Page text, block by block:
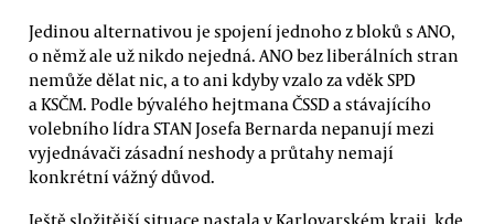
Jedinou alternativou je spojení jednoho z bloků s ANO,
o němž ale už nikdo nejedná. ANO bez liberálních stran
nemůže dělat nic, a to ani kdyby vzalo za vděk SPD
a KSČM. Podle bývalého hejtmana ČSSD a stávajícího
volebního lídra STAN Josefa Bernarda nepanují mezi
vyjednávači zásadní neshody a průtahy nemají
konkrétní vážný důvod.